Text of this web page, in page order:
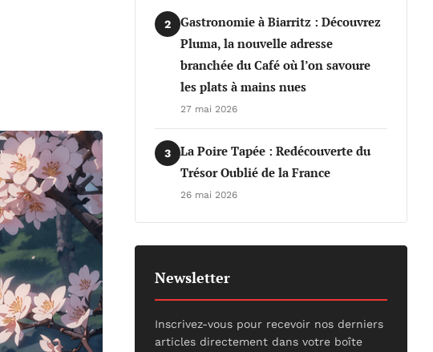
2
Gastronomie à Biarritz : Découvrez
Pluma, la nouvelle adresse
branchée du Café où l’on savoure
les plats à mains nues
27 mai 2026
3
La Poire Tapée : Redécouverte du
Trésor Oublié de la France
26 mai 2026
Newsletter
Inscrivez-vous pour recevoir nos derniers
articles directement dans votre boîte